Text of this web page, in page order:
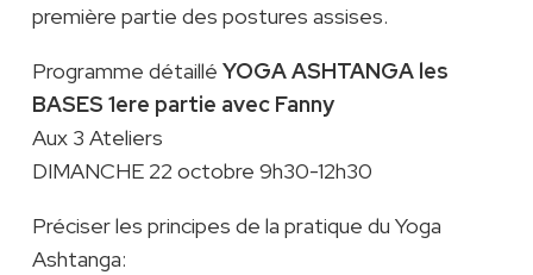
première partie des postures assises.
Programme détaillé YOGA ASHTANGA les
BASES 1ere partie avec Fanny
Aux 3 Ateliers
DIMANCHE 22 octobre 9h30-12h30
Préciser les principes de la pratique du Yoga
Ashtanga: